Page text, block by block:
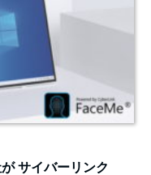
サイバーリンク